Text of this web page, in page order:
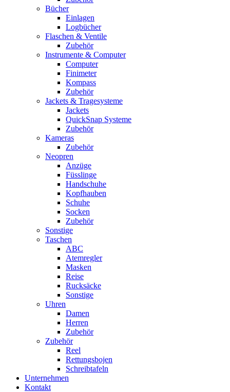
Bücher
Einlagen
Logbücher
Flaschen & Ventile
Zubehör
Instrumente & Computer
Computer
Finimeter
Kompass
Zubehör
Jackets & Tragesysteme
Jackets
QuickSnap Systeme
Zubehör
Kameras
Zubehör
Neopren
Anzüge
Füsslinge
Handschuhe
Kopfhauben
Schuhe
Socken
Zubehör
Sonstige
Taschen
ABC
Atemregler
Masken
Reise
Rucksäcke
Sonstige
Uhren
Damen
Herren
Zubehör
Zubehör
Reel
Rettungsbojen
Schreibtafeln
Unternehmen
Kontakt